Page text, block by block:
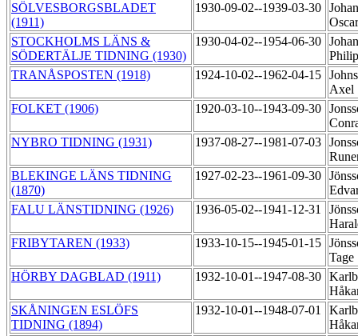
SÖLVESBORGSBLADET
(1911)
1930-09-02--1939-03-30
STOCKHOLMS LÄNS &
SÖDERTÄLJE TIDNING (1930)
1930-04-02--1954-06-30
TRANÅSPOSTEN (1918)
1924-10-02--1962-04-15
Axel
FOLKET (1906)
1920-03-10--1943-09-30
NYBRO TIDNING (1931)
1937-08-27--1981-07-03
BLEKINGE LÄNS TIDNING
(1870)
1927-02-23--1961-09-30
FALU LÄNSTIDNING (1926)
1936-05-02--1941-12-31
FRIBYTAREN (1933)
1933-10-15--1945-01-15
Tage
HÖRBY DAGBLAD (1911)
1932-10-01--1947-08-30
SKÅNINGEN ESLÖFS
TIDNING (1894)
1932-10-01--1948-07-01